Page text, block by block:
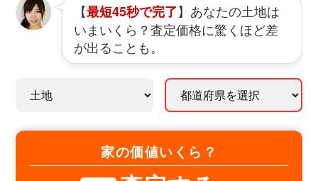
【最短45秒で完了】あなたの土地は
いまいくら？査定価格に驚くほど差
が出ることも。
家の価値いくら？